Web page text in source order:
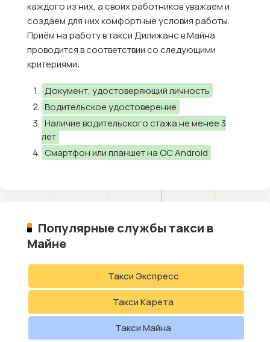
каждого из них, а своих работников уважаем и
создаем для них комфортные условия работы.
Приём на работу в такси Дилижанс в Майна
проводится в соответствии со следующими
критериями:
Документ, удостоверяющий личность
Водительское удостоверение
Наличие водительского стажа не менее 3
лет
Смартфон или планшет на ОС Android
Популярные службы такси в
Майне
Такси Экспресс
Такси Карета
Такси Майна